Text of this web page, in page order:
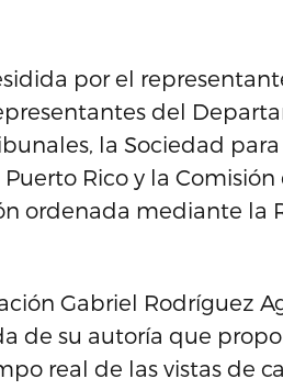
por el
del
la Sociedad para
Rico y la Comisión
ordenada mediante la
Gabriel Rodríguez
de su autoría que
real de las vistas de